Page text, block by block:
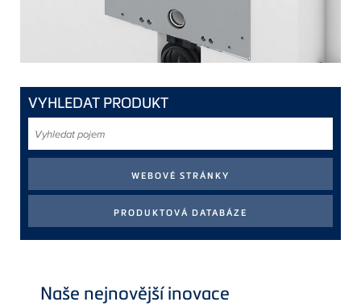
VYHLEDAT PRODUKT
pojem
Naše nejnovější inovace